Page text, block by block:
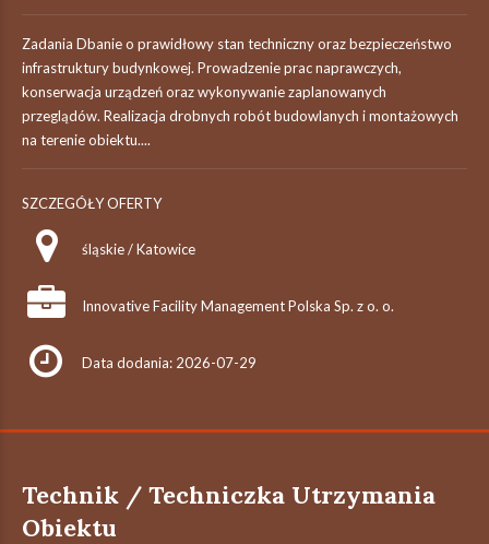
Zadania Dbanie o prawidłowy stan techniczny oraz bezpieczeństwo
infrastruktury budynkowej. Prowadzenie prac naprawczych,
konserwacja urządzeń oraz wykonywanie zaplanowanych
przeglądów. Realizacja drobnych robót budowlanych i montażowych
na terenie obiektu....
SZCZEGÓŁY OFERTY
śląskie / Katowice
Innovative Facility Management Polska Sp. z o. o.
Data dodania: 2026-07-29
Technik / Techniczka Utrzymania
Obiektu